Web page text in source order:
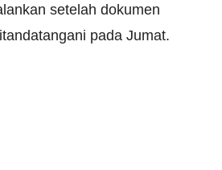
setelah dokumen
pada Jumat.